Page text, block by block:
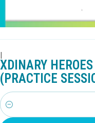
|
XDINARY
(PRACTICE
Cantidad